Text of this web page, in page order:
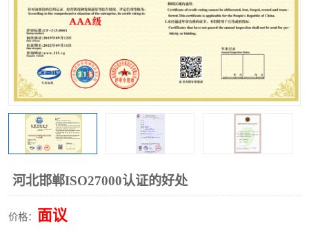
河北邯郸ISO27000认证的好处
价格： 面议